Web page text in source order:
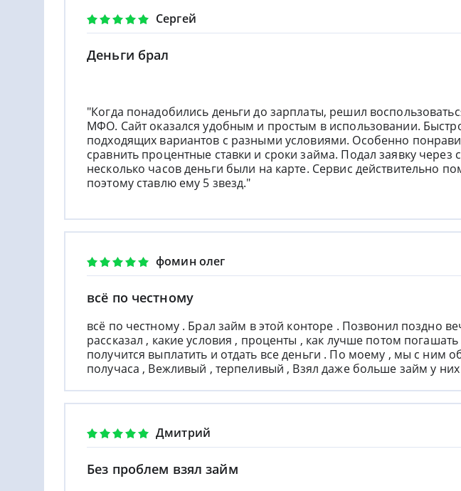
Сергей
Деньги брал
"Когда понадобились деньги до зарплаты, решил
МФО. Сайт оказался удобным и простым в использовании.
подходящих вариантов с разными условиями. Особенно
сравнить процентные ставки и сроки займа. Подал заявку через
несколько часов деньги были на карте. Сервис действительно
поэтому ставлю ему 5 звезд."
фомин олег
всё по честному
всё по честному . Брал займ в этой конторе . Позвонил поздно
рассказал , какие условия , проценты , как лучше потом
получится выплатить и отдать все деньги . По моему , мы с ним
получаса , Вежливый , терпеливый , Взял даже больше займ у них
Дмитрий
Без проблем взял займ